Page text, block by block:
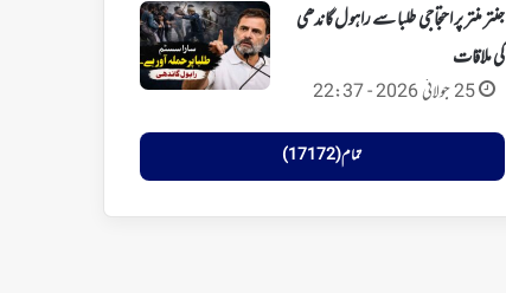
جنتر منتر پر احتجاجی طلبا سے راہول گاندھی
کی ملاقات
25 جولائی 2026 - 22:37
تمام (17172)